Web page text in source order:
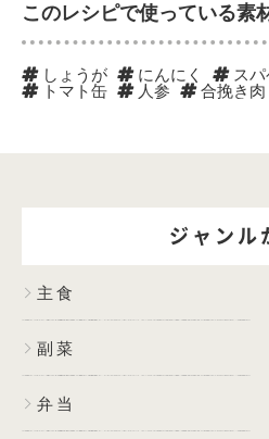
このレシピで使っている素
しょうが にんにく スパ
トマト缶
人参 合挽き肉
ジャンル
主食
副菜
弁当